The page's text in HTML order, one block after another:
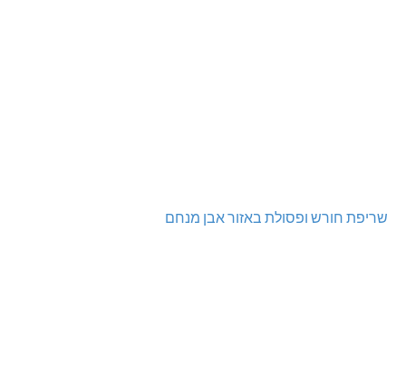
שריפת חורש ופסולת באזור אבן מנחם